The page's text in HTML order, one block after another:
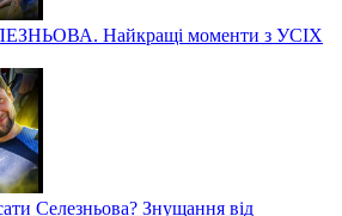
Найкращі моменти з УСІХ
Селезньова? Знущання від